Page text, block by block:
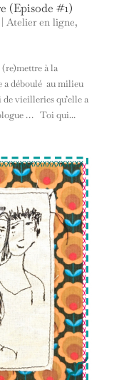
(Episode #1)
Atelier en ligne,
à la
a déboulé au milieu
vieilleries qu’elle a
… Toi qui...